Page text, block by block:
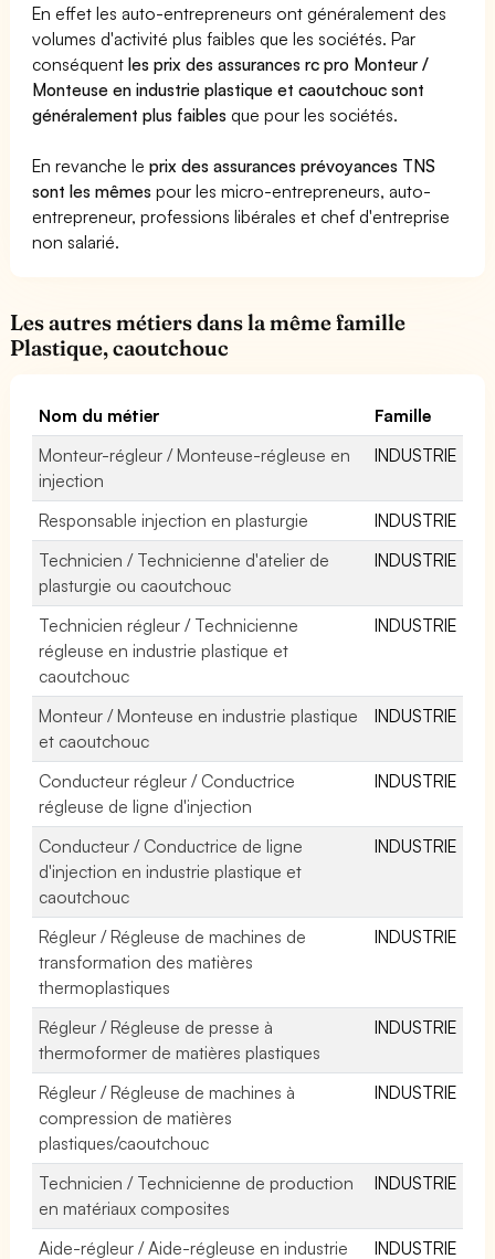
En effet les auto-entrepreneurs ont généralement des
volumes d'activité plus faibles que les sociétés. Par
conséquentles prix des assurances rc pro Monteur /
Monteuse en industrie plastique et caoutchouc sont
généralement plus faibles que pour les sociétés.
En revanche leprix des assurances prévoyances TNS
sont les mêmes pour les micro-entrepreneurs, auto-
entrepreneur, professions libérales et chef d'entreprise
non salarié.
Les autres métiers dans la même famille
Plastique, caoutchouc
Nom du métier
Famille
Monteur-régleur / Monteuse-régleuse en
injection
INDUSTRIE
Responsable injection en plasturgie
INDUSTRIE
Technicien / Technicienne d'atelier de
plasturgie ou caoutchouc
INDUSTRIE
Technicien régleur / Technicienne
régleuse en industrie plastique et
caoutchouc
INDUSTRIE
Monteur / Monteuse en industrie plastique
et caoutchouc
INDUSTRIE
Conducteur régleur / Conductrice
régleuse de ligne d'injection
INDUSTRIE
Conducteur / Conductrice de ligne
d'injection en industrie plastique et
caoutchouc
INDUSTRIE
Régleur / Régleuse de machines de
transformation des matières
thermoplastiques
INDUSTRIE
Régleur / Régleuse de presse à
thermoformer de matières plastiques
INDUSTRIE
Régleur / Régleuse de machines à
compression de matières
plastiques/caoutchouc
INDUSTRIE
Technicien / Technicienne de production
en matériaux composites
INDUSTRIE
Aide-régleur / Aide-régleuse en industrie INDUSTRIE